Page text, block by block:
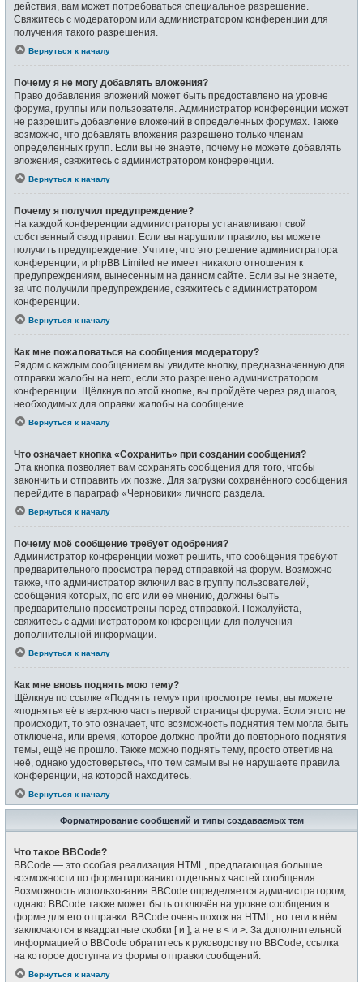
действия, вам может потребоваться специальное разрешение.
Свяжитесь с модератором или администратором конференции для
получения такого разрешения.
Вернуться к началу
Почему я не могу добавлять вложения?
Право добавления вложений может быть предоставлено на уровне
форума, группы или пользователя. Администратор конференции может
не разрешить добавление вложений в определённых форумах. Также
возможно, что добавлять вложения разрешено только членам
определённых групп. Если вы не знаете, почему не можете добавлять
вложения, свяжитесь с администратором конференции.
Вернуться к началу
Почему я получил предупреждение?
На каждой конференции администраторы устанавливают свой
собственный свод правил. Если вы нарушили правило, вы можете
получить предупреждение. Учтите, что это решение администратора
конференции, и phpBB Limited не имеет никакого отношения к
предупреждениям, вынесенным на данном сайте. Если вы не знаете,
за что получили предупреждение, свяжитесь с администратором
конференции.
Вернуться к началу
Как мне пожаловаться на сообщения модератору?
Рядом с каждым сообщением вы увидите кнопку, предназначенную для
отправки жалобы на него, если это разрешено администратором
конференции. Щёлкнув по этой кнопке, вы пройдёте через ряд шагов,
необходимых для оправки жалобы на сообщение.
Вернуться к началу
Что означает кнопка «Сохранить» при создании сообщения?
Эта кнопка позволяет вам сохранять сообщения для того, чтобы
закончить и отправить их позже. Для загрузки сохранённого сообщения
перейдите в параграф «Черновики» личного раздела.
Вернуться к началу
Почему моё сообщение требует одобрения?
Администратор конференции может решить, что сообщения требуют
предварительного просмотра перед отправкой на форум. Возможно
также, что администратор включил вас в группу пользователей,
сообщения которых, по его или её мнению, должны быть
предварительно просмотрены перед отправкой. Пожалуйста,
свяжитесь с администратором конференции для получения
дополнительной информации.
Вернуться к началу
Как мне вновь поднять мою тему?
Щёлкнув по ссылке «Поднять тему» при просмотре темы, вы можете
«поднять» её в верхнюю часть первой страницы форума. Если этого не
происходит, то это означает, что возможность поднятия тем могла быть
отключена, или время, которое должно пройти до повторного поднятия
темы, ещё не прошло. Также можно поднять тему, просто ответив на
неё, однако удостоверьтесь, что тем самым вы не нарушаете правила
конференции, на которой находитесь.
Вернуться к началу
Форматирование сообщений и типы создаваемых тем
Что такое BBCode?
BBCode — это особая реализация HTML, предлагающая большие
возможности по форматированию отдельных частей сообщения.
Возможность использования BBCode определяется администратором,
однако BBCode также может быть отключён на уровне сообщения в
форме для его отправки. BBCode очень похож на HTML, но теги в нём
заключаются в квадратные скобки [ и ], а не в < и >. За дополнительной
информацией о BBCode обратитесь к руководству по BBCode, ссылка
на которое доступна из формы отправки сообщений.
Вернуться к началу